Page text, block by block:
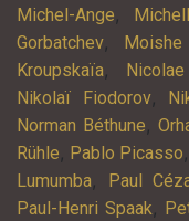
Michel-Ange,
Gorbatchev,
Kroupskaïa,
Nikolaï Fiodorov,
Norman Béthune,
Rühle, Pablo Picasso,
Lumumba, Paul
Paul-Henri Spaak,